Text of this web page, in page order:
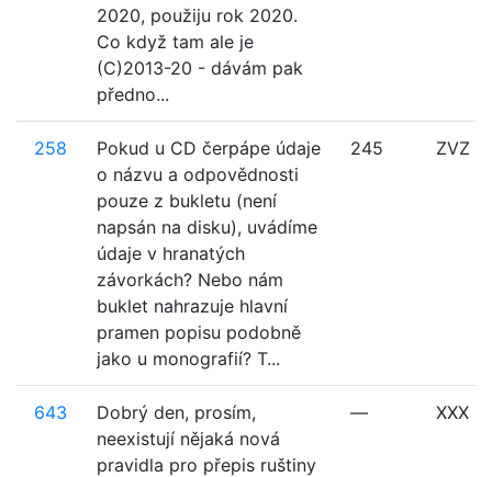
2020, použiju rok 2020.
Co když tam ale je
(C)2013-20 - dávám pak
předno...
258
Pokud u CD čerpápe údaje
o názvu a odpovědnosti
pouze z bukletu (není
napsán na disku), uvádíme
údaje v hranatých
závorkách? Nebo nám
buklet nahrazuje hlavní
pramen popisu podobně
jako u monografií? T...
245 ZVZ
643
Dobrý den, prosím,
neexistují nějaká nová
pravidla pro přepis ruštiny
— XXX